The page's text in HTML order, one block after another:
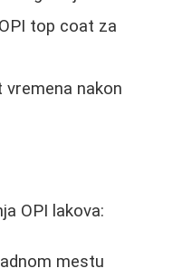
top coat za
vremena nakon
OPI lakova:
mestu